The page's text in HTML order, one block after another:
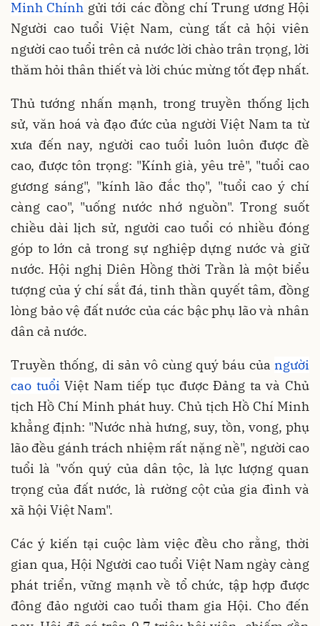
Minh Chính gửi tới các đồng chí Trung ương Hội
Người cao tuổi Việt Nam, cùng tất cả hội viên
người cao tuổi trên cả nước lời chào trân trọng, lời
thăm hỏi thân thiết và lời chúc mừng tốt đẹp nhất.
Thủ tướng nhấn mạnh, trong truyền thống lịch
sử, văn hoá và đạo đức của người Việt Nam ta từ
xưa đến nay, người cao tuổi luôn luôn được đề
cao, được tôn trọng: "Kính già, yêu trẻ", "tuổi cao
gương sáng", "kính lão đắc thọ", "tuổi cao ý chí
càng cao", "uống nước nhớ nguồn". Trong suốt
chiều dài lịch sử, người cao tuổi có nhiều đóng
góp to lớn cả trong sự nghiệp dựng nước và giữ
nước. Hội nghị Diên Hồng thời Trần là một biểu
tượng của ý chí sắt đá, tinh thần quyết tâm, đồng
lòng bảo vệ đất nước của các bậc phụ lão và nhân
dân cả nước.
Truyền thống, di sản vô cùng quý báu của người
cao tuổi Việt Nam tiếp tục được Đảng ta và Chủ
tịch Hồ Chí Minh phát huy. Chủ tịch Hồ Chí Minh
khẳng định: "Nước nhà hưng, suy, tồn, vong, phụ
lão đều gánh trách nhiệm rất nặng nề", người cao
tuổi là "vốn quý của dân tộc, là lực lượng quan
trọng của đất nước, là rường cột của gia đình và
xã hội Việt Nam".
Các ý kiến tại cuộc làm việc đều cho rằng, thời
gian qua, Hội Người cao tuổi Việt Nam ngày càng
phát triển, vững mạnh về tổ chức, tập hợp được
đông đảo người cao tuổi tham gia Hội. Cho đến